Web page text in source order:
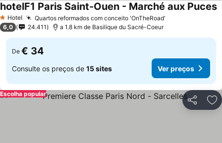
1 Estrelas
Hotel Quartos reformados com conceito 'OnTheRoad'
hotelF1 Paris Saint-Ouen - Marché aux Puces
6,0 24.411 a 1.8 km de Basilique du Sacré-Coeur
De € 34
Consulte os preços de 15 sites Ver preços
Partilhar
Escolha popular